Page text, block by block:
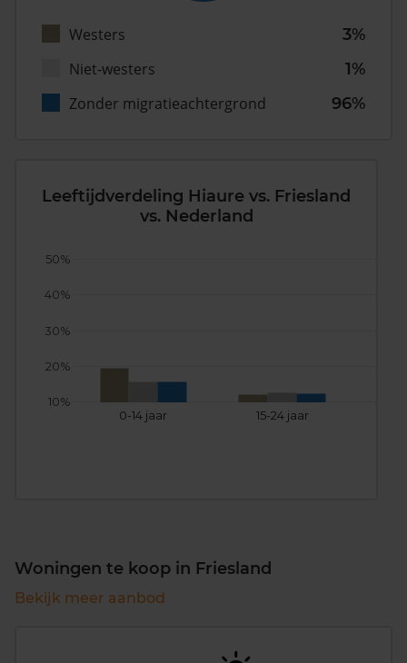
Westers
3%
Niet-westers
1%
Zonder migratieachtergrond
96%
Leeftijdverdeling Hiaure vs. Friesland
vs. Nederland
0-14 jaar 15-24 jaar
10%
20%
30%
40%
50%
Woningen te koop in Friesland
Bekijk meer aanbod